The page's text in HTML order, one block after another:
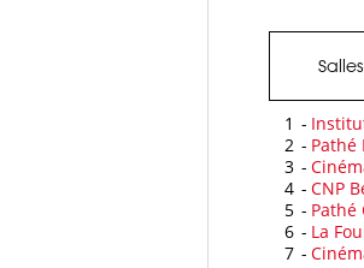
1 -
2 - Pathé
3 -
4 - CNP
5 - Pathé
6 - La
7 -